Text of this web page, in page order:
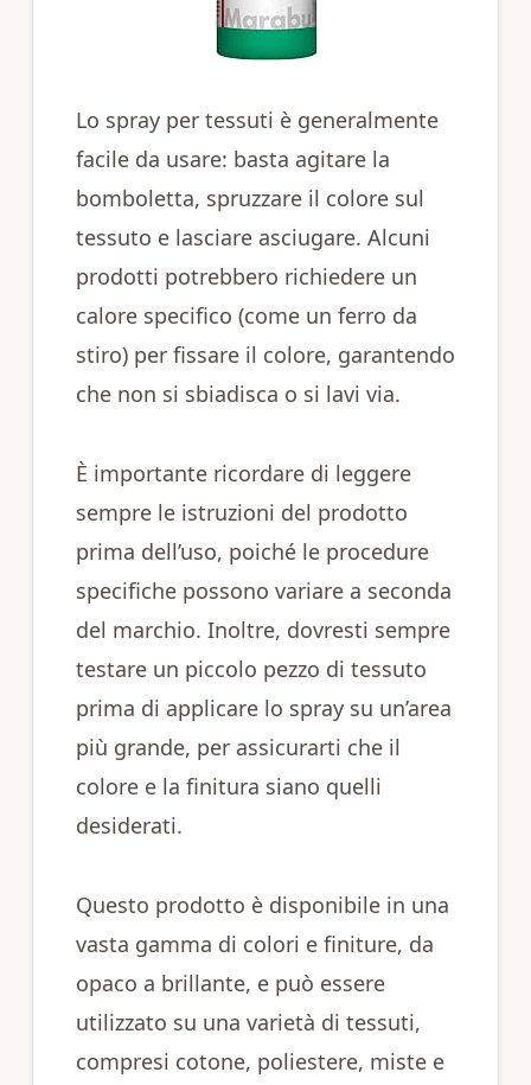
Lo spray per tessuti è generalmente
facile da usare: basta agitare la
bomboletta, spruzzare il colore sul
tessuto e lasciare asciugare. Alcuni
prodotti potrebbero richiedere un
calore specifico (come un ferro da
stiro) per fissare il colore, garantendo
che non si sbiadisca o si lavi via.
È importante ricordare di leggere
sempre le istruzioni del prodotto
prima dell’uso, poiché le procedure
specifiche possono variare a seconda
del marchio. Inoltre, dovresti sempre
testare un piccolo pezzo di tessuto
prima di applicare lo spray su un’area
più grande, per assicurarti che il
colore e la finitura siano quelli
desiderati.
Questo prodotto è disponibile in una
vasta gamma di colori e finiture, da
opaco a brillante, e può essere
utilizzato su una varietà di tessuti,
compresi cotone, poliestere, miste e